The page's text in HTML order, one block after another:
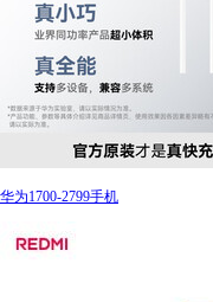
华为1700-2799手机